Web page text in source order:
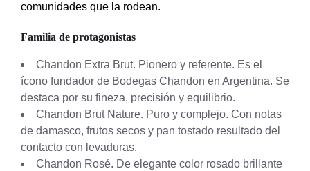
comunidades que la rodean.
Familia de protagonistas
Chandon Extra Brut. Pionero y referente. Es el
ícono fundador de Bodegas Chandon en Argentina. Se
destaca por su fineza, precisión y equilibrio.
Chandon Brut Nature. Puro y complejo. Con notas
de damasco, frutos secos y pan tostado resultado del
contacto con levaduras.
Chandon Rosé. De elegante color rosado brillante